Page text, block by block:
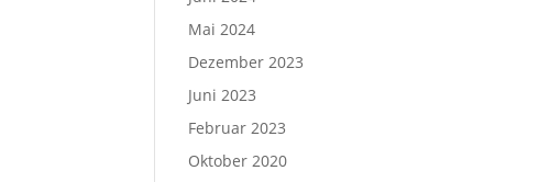
Mai 2024
Dezember 2023
Juni 2023
Februar 2023
Oktober 2020